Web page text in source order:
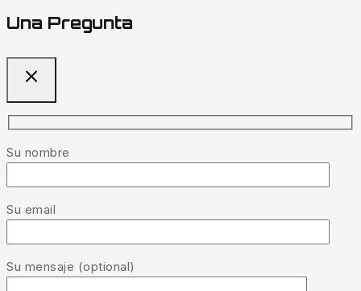
Una Pregunta
Su nombre
Su email
Su mensaje (optional)